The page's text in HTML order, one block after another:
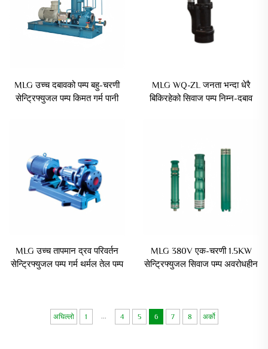
MLG उच्च दबावको पम्प बहु-चरणी
सेन्ट्रिफ्युजल पम्प किमत गर्म पानी
MLG WQ-ZL जनता भन्दा धेरै
बिकिरहेको सिवाज पम्प निम्न-दबाव
MLG उच्च तापमान द्रव परिवर्तन
सेन्ट्रिफ्युजल पम्प गर्म थर्मल तेल पम्प
MLG 380V एक-चरणी 1.5KW
सेन्ट्रिफ्युजल सिवाज पम्प अवरोधहीन
अघिल्लो 1 ... 4 5 6 7 8 अर्को